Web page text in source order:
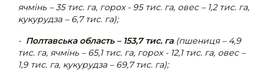
ячмінь – 35 тис. га, горох - 95 тис. га, овес – 1,2 тис. га,
кукурудза – 6,7 тис. га);
- Полтавська область – 153,7 тис. га(пшениця – 4,9
тис. га, ячмінь – 65,1 тис. га, горох - 12,1 тис. га, овес –
1,9 тис. га, кукурудза – 69,7 тис. га);